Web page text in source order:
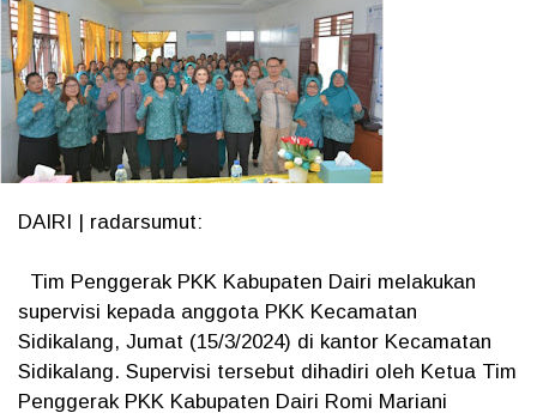
DAIRI | radarsumut:
Tim Penggerak PKK Kabupaten Dairi melakukan
supervisi kepada anggota PKK Kecamatan
Sidikalang, Jumat (15/3/2024) di kantor Kecamatan
Sidikalang. Supervisi tersebut dihadiri oleh Ketua Tim
Penggerak PKK Kabupaten Dairi Romi Mariani